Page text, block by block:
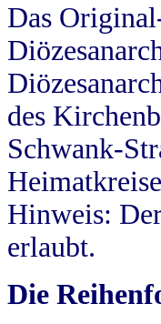
Das
des
Schwank-
Hinweis:
erlaubt.
Die